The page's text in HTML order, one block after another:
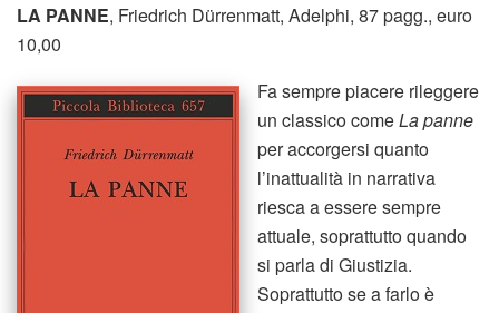
LA PANNE, Friedrich Dürrenmatt, Adelphi, 87 pagg., euro
10,00
Fa sempre piacere rileggere
un classico comeLa panne
per accorgersi quanto
l’inattualità in narrativa
riesca a essere sempre
attuale, soprattutto quando
si parla di Giustizia.
Soprattutto se a farlo è